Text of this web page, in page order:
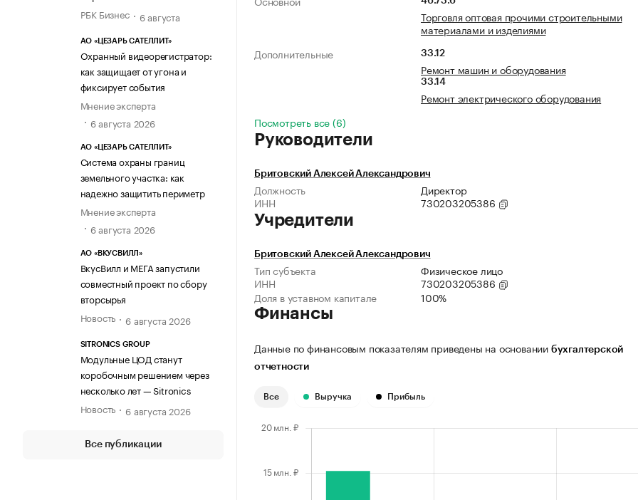
РБК Бизнес
6 августа
АО «ЦЕЗАРЬ САТЕЛЛИТ»
Охранный видеорегистратор:
как защищает от угона и
фиксирует события
Мнение эксперта
6 августа 2026
АО «ЦЕЗАРЬ САТЕЛЛИТ»
Система охраны границ
земельного участка: как
надежно защитить периметр
Мнение эксперта
6 августа 2026
АО «ВКУСВИЛЛ»
ВкусВилл и МЕГА запустили
совместный проект по сбору
вторсырья
Новость
6 августа 2026
SITRONICS GROUP
Модульные ЦОД станут
коробочным решением через
несколько лет — Sitronics
Новость
6 августа 2026
Все публикации
Торговля оптовая прочими строительными
материалами и изделиями
Дополнительные
33.12
Ремонт машин и оборудования
33.14
Ремонт электрического оборудования
Посмотреть все (6)
Руководители
Бритовский Алексей Александрович
Должность
Директор
ИНН
730203205386
Учредители
Бритовский Алексей Александрович
Тип субъекта
Физическое лицо
ИНН
730203205386
Доля в уставном капитале
100%
Финансы
Данные по финансовым показателям приведены на основании бухгалтерской
отчетности
Все Выручка Прибыль